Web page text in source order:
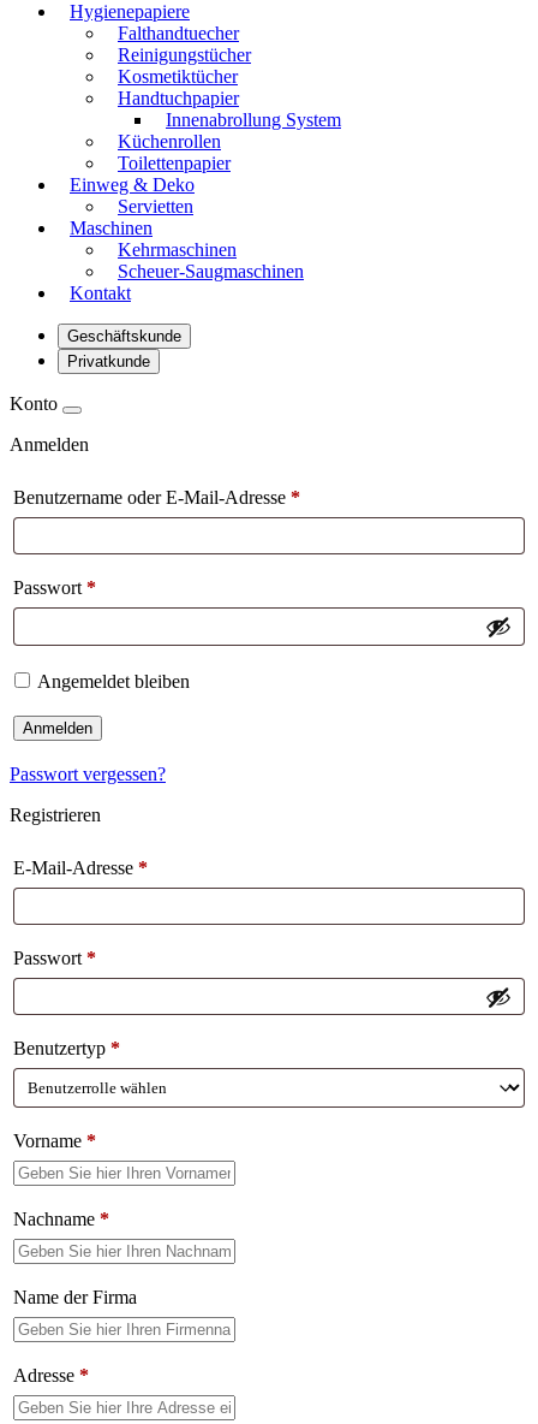
Hygienepapiere
Falthandtuecher
Reinigungstücher
Kosmetiktücher
Handtuchpapier
Innenabrollung System
Küchenrollen
Toilettenpapier
Einweg & Deko
Servietten
Maschinen
Kehrmaschinen
Scheuer-Saugmaschinen
Kontakt
Geschäftskunde
Privatkunde
Konto
Anmelden
Benutzername oder E-Mail-Adresse *
Passwort *
Angemeldet bleiben
Anmelden
Passwort vergessen?
Registrieren
E-Mail-Adresse *
Passwort *
Benutzertyp *
Vorname *
Nachname *
Name der Firma
Adresse *